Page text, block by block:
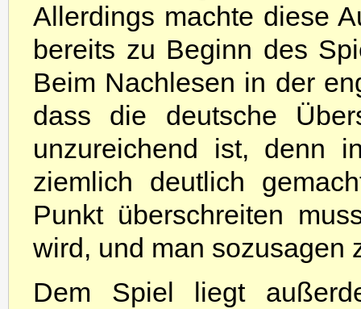
Allerdings machte diese
bereits zu Beginn des
Beim Nachlesen in der
dass die deutsche
unzureichend ist, denn
ziemlich deutlich
Punkt überschreiten
wird, und man sozusagen
Dem Spiel liegt